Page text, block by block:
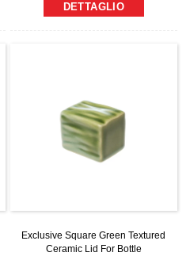
DETTAGLIO
Exclusive Square Green Textured
Ceramic Lid For Bottle